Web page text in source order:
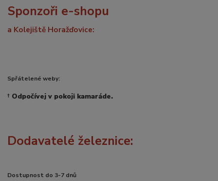
Sponzoři e-shopu
a Kolejiště Horažďovice:
Spřátelené weby:
† Odpočívej v pokoji kamaráde.
Dodavatelé železnice:
Dostupnost do 3-7 dnů